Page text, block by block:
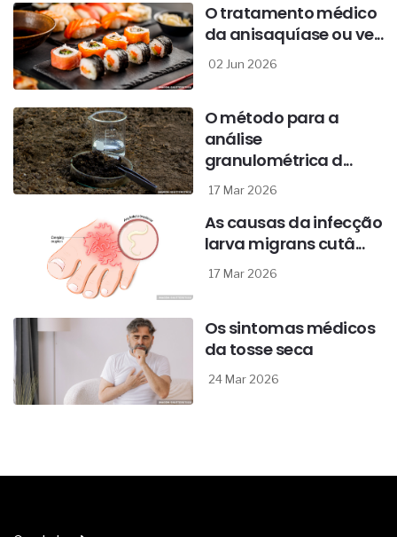
O tratamento médico
da anisaquíase ou ve...
02 Jun 2026
O método para a
análise
granulométrica d...
17 Mar 2026
As causas da infecção
larva migrans cutâ...
17 Mar 2026
Os sintomas médicos
da tosse seca
24 Mar 2026